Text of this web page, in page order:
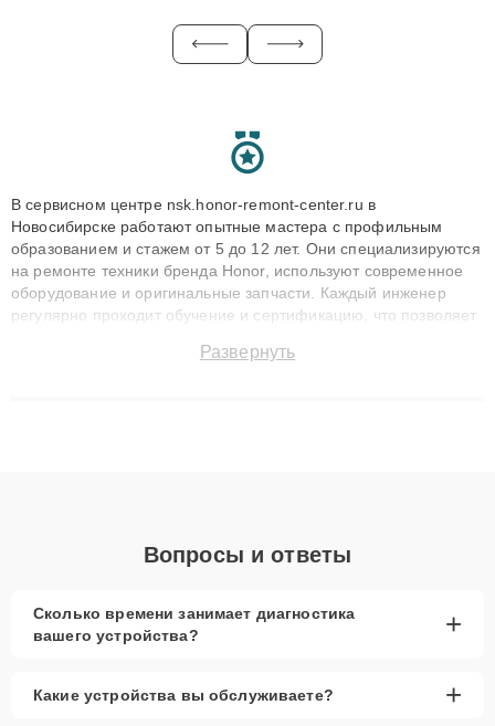
В сервисном центре nsk.honor-remont-center.ru в
Новосибирске работают опытные мастера с профильным
образованием и стажем от 5 до 12 лет. Они специализируются
на ремонте техники бренда Honor, используют современное
оборудование и оригинальные запчасти. Каждый инженер
регулярно проходит обучение и сертификацию, что позволяет
технику с сохранением гарантии до 3 лет. Наши мастера
Развернуть
Вопросы и ответы
Сколько времени занимает диагностика
вашего устройства?
+
Какие устройства вы обслуживаете? +